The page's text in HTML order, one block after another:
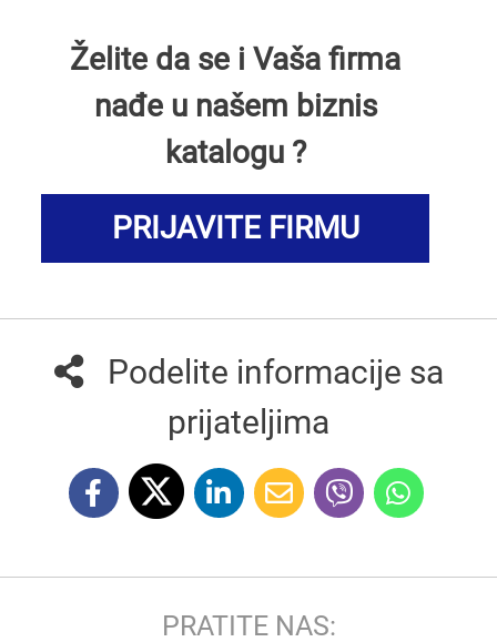
Želite da se i Vaša firma
nađe u našem biznis
katalogu ?
PRIJAVITE FIRMU
Podelite informacije sa
prijateljima
PRATITE NAS: